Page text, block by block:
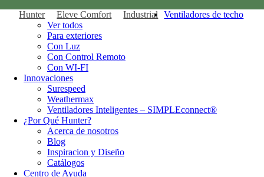
Hunter Eleve Comfort Industrial
Ventiladores de techo
Ver todos
Para exteriores
Con Luz
Con Control Remoto
Con WI-FI
Innovaciones
Surespeed
Weathermax
Ventiladores Inteligentes – SIMPLEconnect®
¿Por Qué Hunter?
Acerca de nosotros
Blog
Inspiracion y Diseño
Catálogos
Centro de Ayuda